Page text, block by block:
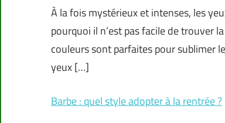
À la fois mystérieux et intenses, les
pourquoi il n’est pas facile de trouver
couleurs sont parfaites pour sublimer
yeux […]
Barbe : quel style adopter à la rentrée ?